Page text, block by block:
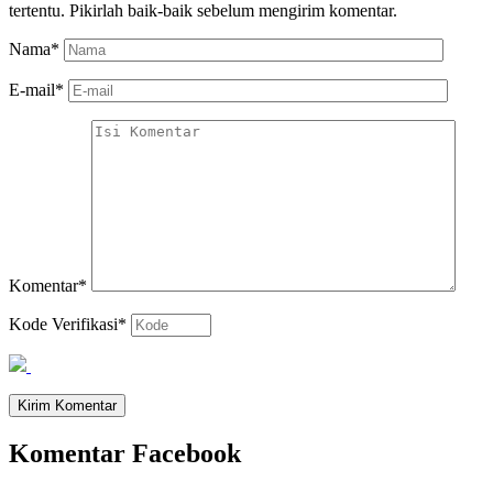
tertentu. Pikirlah baik-baik sebelum mengirim komentar.
Nama*
E-mail*
Komentar*
Kode Verifikasi*
Komentar Facebook